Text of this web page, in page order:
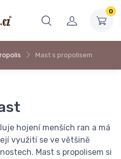
0
Mast s propolisem
hojení menších ran a má
využití se ve většině
Mast s propolisem si